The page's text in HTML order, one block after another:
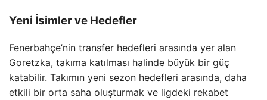
Yeni İsimler ve Hedefler
Fenerbahçe’nin transfer hedefleri arasında yer alan
Goretzka, takıma katılması halinde büyük bir güç
katabilir. Takımın yeni sezon hedefleri arasında, daha
etkili bir orta saha oluşturmak ve ligdeki rekabet